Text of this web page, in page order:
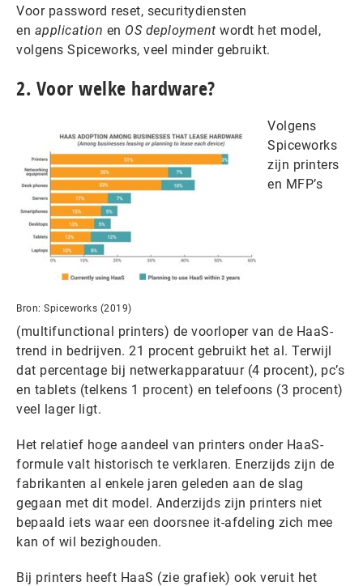
Voor password reset, securitydiensten
en application en OS deployment wordt het model,
volgens Spiceworks, veel minder gebruikt.
2. Voor welke hardware?
Bron: Spiceworks (2019)
Volgens
Spiceworks
zijn printers
en MFP’s
(multifunctional printers) de voorloper van de HaaS-
trend in bedrijven. 21 procent gebruikt het al. Terwijl
dat percentage bij netwerkapparatuur (4 procent), pc’s
en tablets (telkens 1 procent) en telefoons (3 procent)
veel lager ligt.
Het relatief hoge aandeel van printers onder HaaS-
formule valt historisch te verklaren. Enerzijds zijn de
fabrikanten al enkele jaren geleden aan de slag
gegaan met dit model. Anderzijds zijn printers niet
bepaald iets waar een doorsnee it-afdeling zich mee
kan of wil bezighouden.
Bij printers heeft HaaS (zie grafiek) ook veruit het